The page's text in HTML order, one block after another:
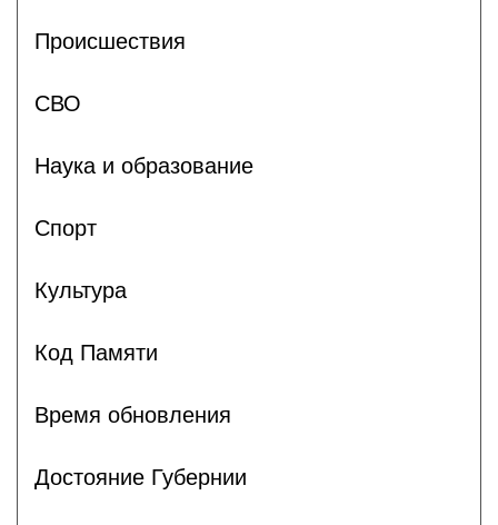
Происшествия
СВО
Наука и образование
Спорт
Культура
Код Памяти
Время обновления
Достояние Губернии